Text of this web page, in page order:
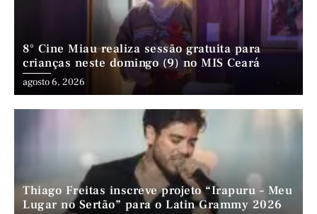
8° Cine Miau realiza sessão gratuita para
crianças neste domingo (9) no MIS Ceará
agosto 6, 2026
Thiago Freitas inscreve projeto “Irapuru – Meu
Lugar no Sertão” para o Latin Grammy 2026